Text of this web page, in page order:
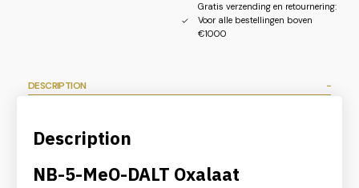
Gratis verzending en retournering:
Voor alle bestellingen boven
€1000
DESCRIPTION
Description
NB-5-MeO-DALT Oxalaat